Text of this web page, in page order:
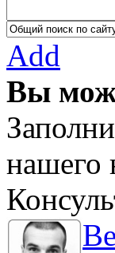
Add
Вы
нашего